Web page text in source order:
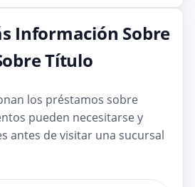
Información Sobre
Título
los préstamos sobre
pueden necesitarse y
antes de visitar una sucursal